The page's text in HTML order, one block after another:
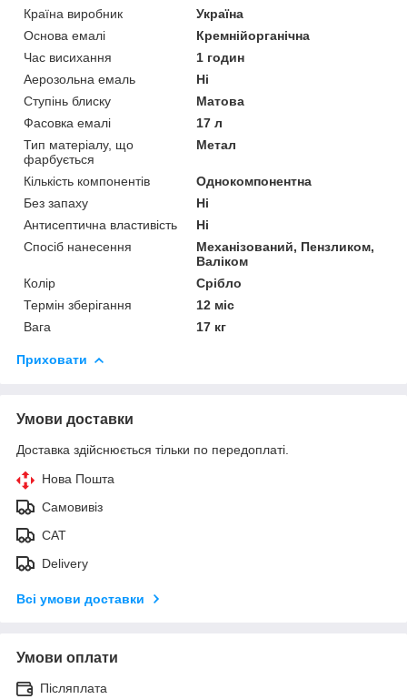
Країна виробник
Україна
Основа емалі
Кремнійорганічна
Час висихання
1 годин
Аерозольна емаль
Ні
Ступінь блиску
Матова
Фасовка емалі
17 л
Тип матеріалу, що
фарбується
Метал
Кількість компонентів
Однокомпонентна
Без запаху
Ні
Антисептична властивість
Ні
Спосіб нанесення
Механізований, Пензликом,
Валіком
Колір
Срібло
Термін зберігання
12 міс
Вага
17 кг
Приховати
Умови доставки
Доставка здійснюється тільки по передоплаті.
Нова Пошта
Самовивіз
САТ
Delivery
Всі умови доставки
Умови оплати
Післяплата